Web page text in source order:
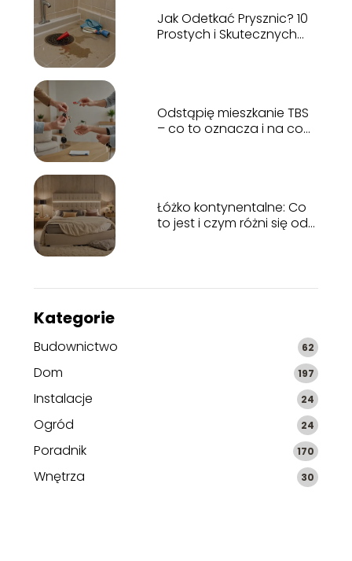
Jak Odetkać Prysznic? 10
Prostych i Skutecznych
Odstąpię mieszkanie TBS
– co to oznacza i na co
Łóżko kontynentalne: Co
to jest i czym różni się od
Kategorie
Budownictwo 62
Dom 197
Instalacje 24
Ogród 24
Poradnik 170
Wnętrza 30